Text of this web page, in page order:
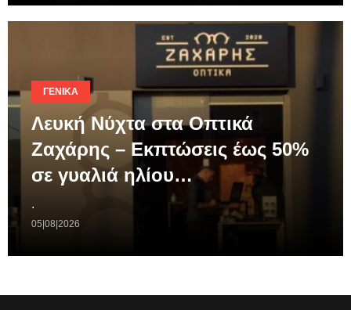
ΓΕΝΙΚΆ
Λευκή Νύχτα στα Οπτικά
Ζαχάρης – Εκπτώσεις έως 50%
σε γυαλιά ηλίου…
.
05|08|2026